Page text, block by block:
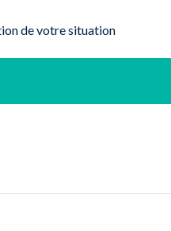
de votre situation